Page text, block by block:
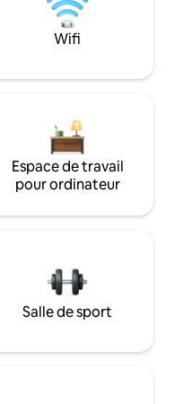
Wifi
Espace de travail
pour ordinateur
Salle de sport